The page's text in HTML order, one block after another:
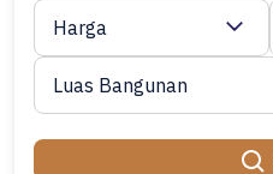
Harga
Luas Bangunan